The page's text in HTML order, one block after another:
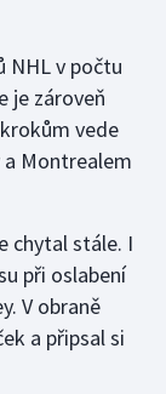
NHL v počtu
je zároveň
vede
a Montrealem
chytal stále. I
při oslabení
V obraně
a připsal si